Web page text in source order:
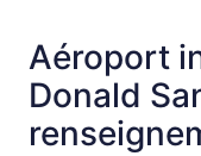
Aéroport
Donald